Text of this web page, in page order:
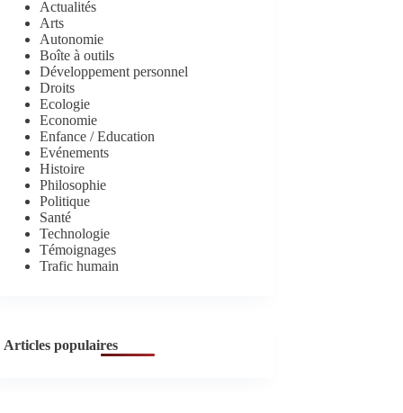
Actualités
Arts
Autonomie
Boîte à outils
Développement personnel
Droits
Ecologie
Economie
Enfance / Education
Evénements
Histoire
Philosophie
Politique
Santé
Technologie
Témoignages
Trafic humain
Articles populaires